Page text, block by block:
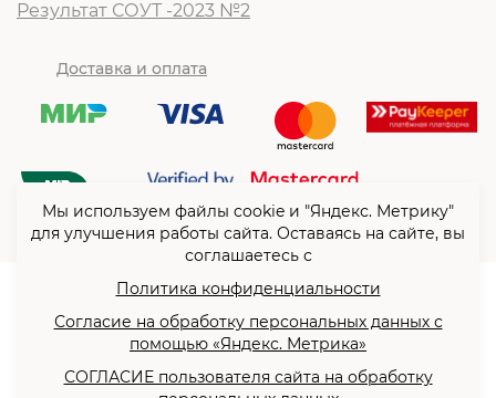
Результат СОУТ -2023 №2
Доставка и оплата
© ООО “Согласие”2026
Политика конфиденциальности
Согласие на обработку
персональных данных с
Мы используем файлы cookie и "Яндекс. Метрику"
для улучшения работы сайта. Оставаясь на сайте, вы
соглашаетесь с
Политика конфиденциальности
Согласие на обработку персональных данных с
помощью «Яндекс. Метрика»
СОГЛАСИЕ пользователя сайта на обработку